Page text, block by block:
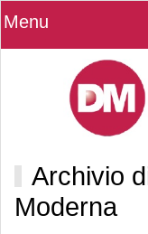
Menu
Archivio
Moderna